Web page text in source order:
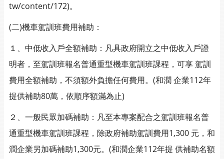
tw/content/172)。
(二)機車駕訓班費用補助：
１、中低收入戶全額補助：凡具政府開立之中低收入戶證
明者，至駕訓班報名普通重型機車駕訓班課程，可享 駕訓
費用全額補助，不須額外負擔任何費用。(和潤 企業112年
提供補助80萬，依順序額滿為止)
２、一般民眾加碼補助：凡至本專案配合之駕訓班報名普
通重型機車駕訓班課程，除政府補助駕訓費用1,300 元，和
潤企業另加碼補助1,300元。(和潤企業112年提 供補助名額